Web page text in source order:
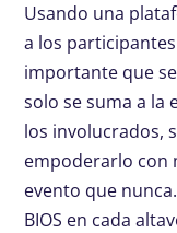
Usando una
a los
importante que
solo se suma a la
los involucrados,
empoderarlo con
evento que
BIOS en cada